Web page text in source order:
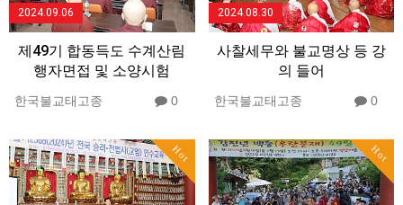
2024.09.06
제49기 합동득도 수계산림
행자면접 및 소양시험
한국불교태고종 0
2024.08.30
사찰세무와 불교명상 등 강
의 들어
한국불교태고종 0
Hot Hot